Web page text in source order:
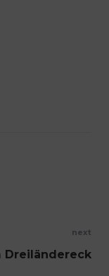
next
Dreiländereck